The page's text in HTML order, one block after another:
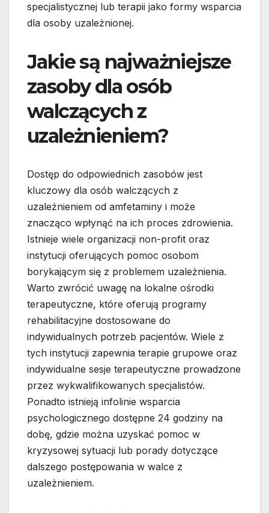
specjalistycznej lub terapii jako formy wsparcia
dla osoby uzależnionej.
Jakie są najważniejsze
zasoby dla osób
walczących z
uzależnieniem?
Dostęp do odpowiednich zasobów jest
kluczowy dla osób walczących z
uzależnieniem od amfetaminy i może
znacząco wpłynąć na ich proces zdrowienia.
Istnieje wiele organizacji non-profit oraz
instytucji oferujących pomoc osobom
borykającym się z problemem uzależnienia.
Warto zwrócić uwagę na lokalne ośrodki
terapeutyczne, które oferują programy
rehabilitacyjne dostosowane do
indywidualnych potrzeb pacjentów. Wiele z
tych instytucji zapewnia terapie grupowe oraz
indywidualne sesje terapeutyczne prowadzone
przez wykwalifikowanych specjalistów.
Ponadto istnieją infolinie wsparcia
psychologicznego dostępne 24 godziny na
dobę, gdzie można uzyskać pomoc w
kryzysowej sytuacji lub porady dotyczące
dalszego postępowania w walce z
uzależnieniem.